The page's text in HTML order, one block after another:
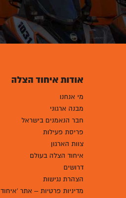
אודות איחוד הצלה
מי אנחנו
מבנה ארגוני
חבר הנאמנים בישראל
פריסת פעילות
צוות הארגון
איחוד הצלה בעולם
דרושים
הצהרת נגישות
מדיניות פרטיות – אתר 'איחוד